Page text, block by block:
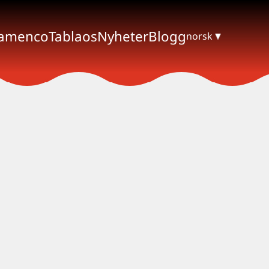
TablaosNyheterBloggnorsk